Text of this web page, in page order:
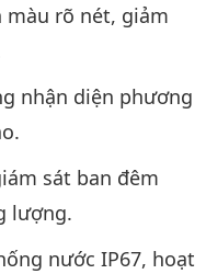
màu rõ nét, giảm
nhận diện phương
sát ban đêm
lượng.
nước IP67, hoạt